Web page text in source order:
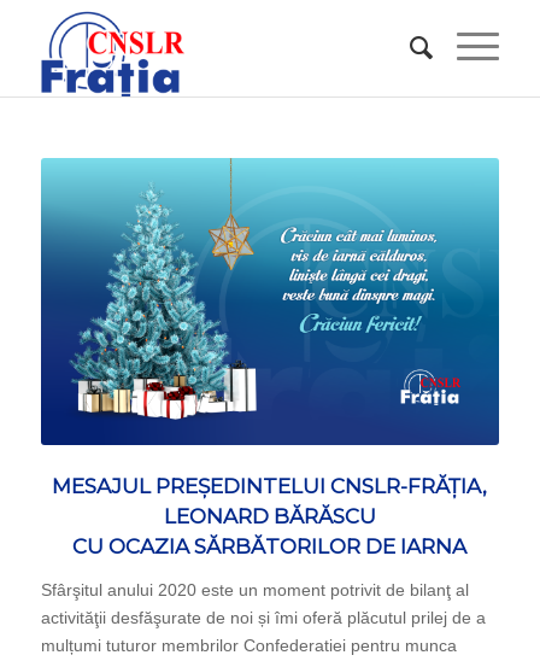
MESAJUL PREȘEDINTELUI CNSLR-FRĂȚIA,
LEONARD BĂRĂSCU
CU OCAZIA SĂRBĂTORILOR DE IARNA
Sfârşitul anului 2020 este un moment potrivit de bilanţ al
activităţii desfăşurate de noi și îmi oferă plăcutul prilej de a
mulțumi tuturor membrilor Confederatiei pentru munca